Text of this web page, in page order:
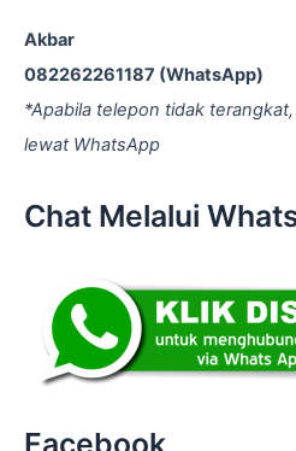
f
r
:
Akbar
082262261187 (WhatsApp)
*Apabila telepon tidak
lewat WhatsApp
Chat Melalui
Facebook